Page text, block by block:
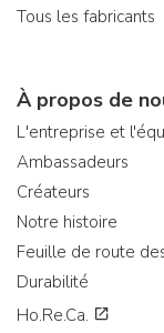
Tous les fabricants
À propos de
L'entreprise et
Ambassadeurs
Créateurs
Notre histoire
Feuille de route
Durabilité
Ho.Re.Ca.